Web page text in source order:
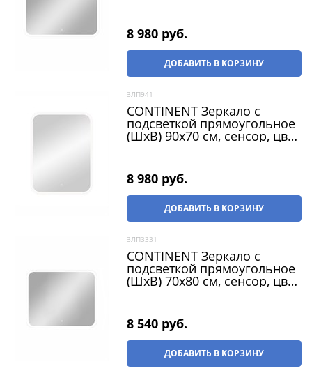
8 980 руб.
ДОБАВИТЬ В КОРЗИНУ
ЗЛП941
CONTINENT Зеркало с
подсветкой прямоугольное
(ШxВ) 90x70 см, сенсор, цвет
8 980 руб.
ДОБАВИТЬ В КОРЗИНУ
ЗЛП3331
CONTINENT Зеркало с
подсветкой прямоугольное
(ШxВ) 70x80 см, сенсор, цвет
8 540 руб.
ДОБАВИТЬ В КОРЗИНУ